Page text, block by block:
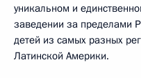
уникальном и
заведении за пределами
детей из самых разных
Латинской Америки.